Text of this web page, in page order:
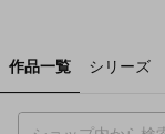
作品一覧 シリーズ